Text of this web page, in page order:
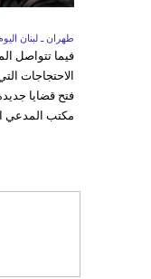
طهران ـ لبنان
فيما تتواصل
الاحتجاجات
فتح قضايا
مكتب المدعي